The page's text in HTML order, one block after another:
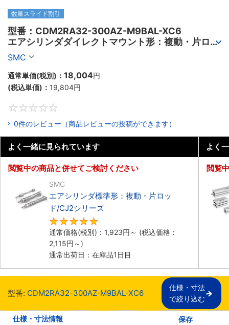
数量スライド割引
型番：CDM2RA32-300AZ-M9BAL-XC6
エアシリンダダイレクトマウント形：複動・片ロッ
ド／CM2Rシリーズ
SMC
通常単価(税別)： 18,004円
(税込単価)： 19,804円
0件のレビュー（商品レビューの投稿ができます）
よく一緒に見られています
閲覧中の商品と併せてご検討ください
SMC
エアシリンダ標準形：複動・片ロッ
ド/CJ2シリーズ
通常価格(税別)： 1,923円 ～ (税込価格：
2,115円 ～)
通常出荷日：在庫品1日目
よく
閲覧
型番: CDM2RA32-300AZ-M9BAL-XC6
仕様・寸法
で絞り込む
仕様・寸法情報 保存